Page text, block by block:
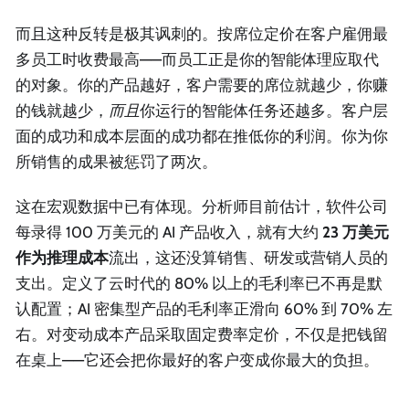
而且这种反转是极其讽刺的。按席位定价在客户雇佣最
多员工时收费最高——而员工正是你的智能体理应取代
的对象。你的产品越好，客户需要的席位就越少，你赚
的钱就越少， 而且你运行的智能体任务还越多。客户层
面的成功和成本层面的成功都在推低你的利润。你为你
所销售的成果被惩罚了两次。
这在宏观数据中已有体现。分析师目前估计，软件公司
每录得 100 万美元的 AI 产品收入，就有大约 23 万美元
作为推理成本流出，这还没算销售、研发或营销人员的
支出。定义了云时代的 80% 以上的毛利率已不再是默
认配置；AI 密集型产品的毛利率正滑向 60% 到 70% 左
右。对变动成本产品采取固定费率定价，不仅是把钱留
在桌上——它还会把你最好的客户变成你最大的负担。